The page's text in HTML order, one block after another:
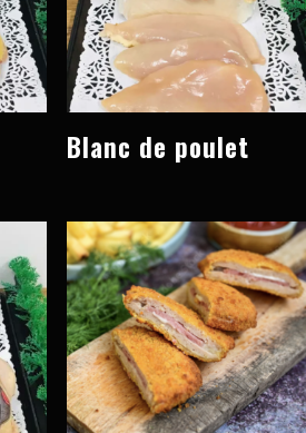
Blanc de poulet